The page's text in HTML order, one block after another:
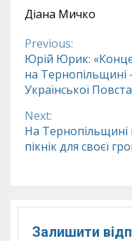
Діана Мичко
Continue
Reading
Previous:
Юрій Юрик:
на Тернопільщині
Української
Next:
На Тернопільщині
пікнік для своєї
Залишити